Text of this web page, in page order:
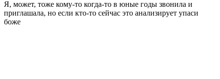
Я, может, тоже кому-то когда-то в юные годы звонила и
приглашала, но если кто-то сейчас это анализирует упаси
боже